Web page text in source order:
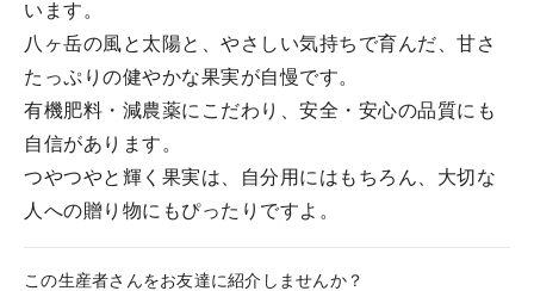
います。
八ヶ岳の風と太陽と、やさしい気持ちで育んだ、甘さ
たっぷりの健やかな果実が自慢です。
有機肥料・減農薬にこだわり、安全・安心の品質にも
自信があります。
つやつやと輝く果実は、自分用にはもちろん、大切な
人への贈り物にもぴったりですよ。
この生産者さんをお友達に紹介しませんか？